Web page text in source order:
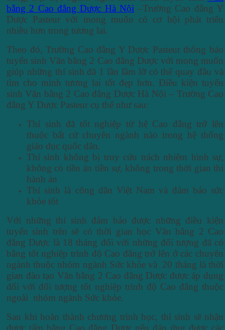
bằng 2 Cao đẳng Dược Hà Nội –Trường Cao đẳng Y
Dược Pasteur với mong muốn có cơ hội phát triển
nhiều hơn trong tương lai.
Theo đó, Trường Cao đẳng Y Dược Pasteur thông báo
tuyển sinh Văn bằng 2 Cao đẳng Dược với mong muốn
giúp những thí sinh đã 1 lần lầm lỡ có thể quay đầu và
tìm cho mình tương lai tốt đẹp hơn. Điều kiện tuyển
sinh Văn bằng 2 Cao đẳng Dược Hà Nội – Trường Cao
đẳng Y Dược Pasteur cụ thể như sau:
Thí sinh đã tốt nghiệp từ hệ Cao đẳng trở lên
thuộc bất cứ chuyên ngành nào trong hệ thống
giáo dục quốc dân.
Thí sinh không bị truy cứu trách nhiệm hình sự,
không có tiền án tiền sự, không trong thời gian thi
hành án
Thí sinh là công dân Việt Nam và đảm bảo sức
khỏe tốt
Với những thí sinh đảm bảo được những điều kiện
tuyển sinh trên sẽ có thời gian học Văn bằng 2 Cao
đẳng Dược là 18 tháng đối với những đối tượng đã có
bằng tốt nghiệp trình độ Cao đẳng trở lên ở các chuyên
ngành thuộc nhóm ngành Sức khỏe và 20 tháng là thời
gian đào tạo Văn bằng 2 Cao đẳng Dược được áp dụng
đối với đối tượng tốt nghiệp trình độ Cao đẳng thuộc
ngoài nhóm ngành Sức khỏe.
Sau khi hoàn thành chương trình học, thí sinh sẽ nhận
được tấm bằng Cao đẳng Dược nếu đáp ứng được các